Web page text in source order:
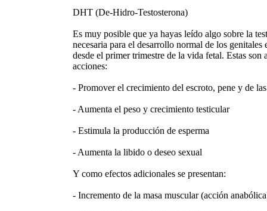
DHT (De-Hidro-Testosterona)
Es muy posible que ya hayas leído algo sobre la
necesaria para el desarrollo normal de los
desde el primer trimestre de la vida fetal. Estas son
acciones:
- Promover el crecimiento del escroto, pene y de
- Aumenta el peso y crecimiento testicular
- Estimula la producción de esperma
- Aumenta la libido o deseo sexual
Y como efectos adicionales se presentan:
- Incremento de la masa muscular (acción